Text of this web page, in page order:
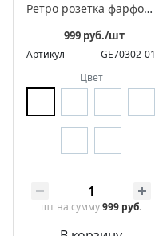
Ретро розетка фарфоровая электрическая с заземляющим контактом, серия "АВРОРА"
999 руб./шт
Артикул
GE70302-01
Цвет
шт на сумму999 руб.